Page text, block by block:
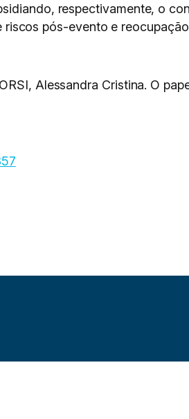
respectivamente, o
pós-evento e
Alessandra Cristina. O